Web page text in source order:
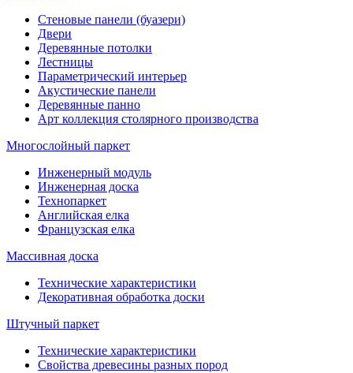
Стеновые панели (буазери)
Двери
Деревянные потолки
Лестницы
Параметрический интерьер
Акустические панели
Деревянные панно
Арт коллекция столярного производства
Многослойный паркет
Инженерный модуль
Инженерная доска
Технопаркет
Английская елка
Французская елка
Массивная доска
Технические характеристики
Декоративная обработка доски
Штучный паркет
Технические характеристики
Свойства древесины разных пород